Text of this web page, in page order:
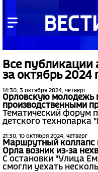
Все публикации
за октябрь 2024
14:30, 3 октября 2024, четверг
Орловскую молодежь
производственными
Тематический форум
детского технопарка
21:30, 10 октября 2024, четверг
Маршрутный коллапс
Орла возник из-за
С остановки "Улица
смогли уехать